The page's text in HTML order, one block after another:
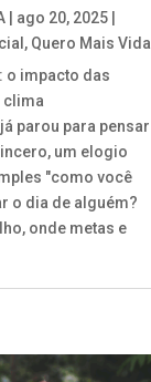
| ago 20, 2025|
, Quero Mais Vida
o impacto das
clima
parou para pensar
um elogio
"como você
o dia de alguém?
onde metas e